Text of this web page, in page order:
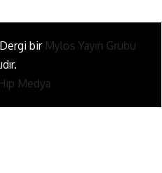
bir Mylos Yayın Grubu
Medya